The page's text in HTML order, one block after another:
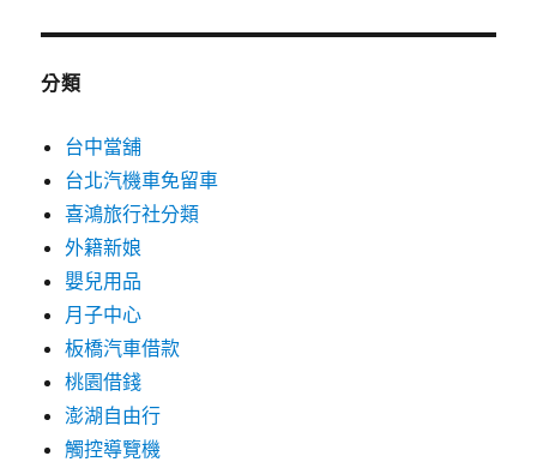
分類
台中當舖
台北汽機車免留車
喜鴻旅行社分類
外籍新娘
嬰兒用品
月子中心
板橋汽車借款
桃園借錢
澎湖自由行
觸控導覽機